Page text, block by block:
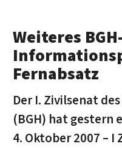
Weiteres
Fernabsatz
Der I. Zivilsenat
(BGH) hat gestern
4. Oktober 2007 – I